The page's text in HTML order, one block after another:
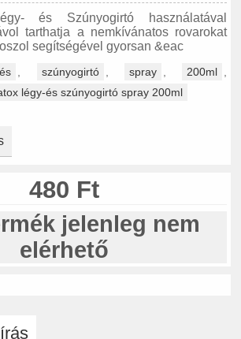
és Szúnyogirtó használatával
tarthatja a nemkívánatos rovarokat
segítségével gyorsan &eac
, szúnyogirtó , spray , 200ml ,
légy-és szúnyogirtó spray 200ml
480 Ft
jelenleg nem
elérhető